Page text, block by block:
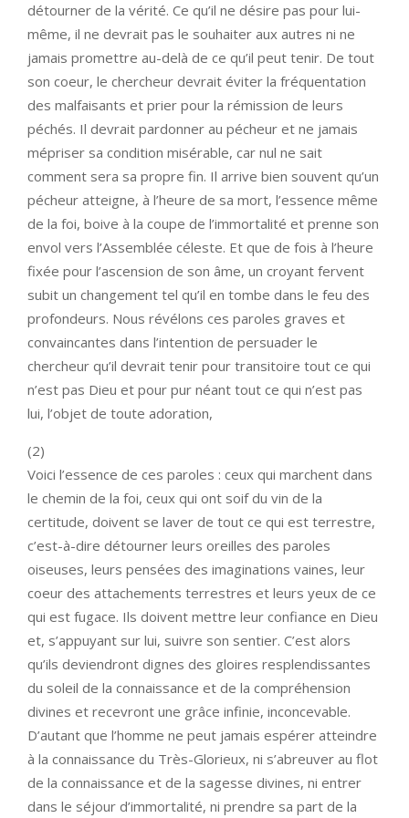
détourner de la vérité. Ce qu’il ne désire pas pour lui-
même, il ne devrait pas le souhaiter aux autres ni ne
jamais promettre au-delà de ce qu’il peut tenir. De tout
son coeur, le chercheur devrait éviter la fréquentation
des malfaisants et prier pour la rémission de leurs
péchés. Il devrait pardonner au pécheur et ne jamais
mépriser sa condition misérable, car nul ne sait
comment sera sa propre fin. Il arrive bien souvent qu’un
pécheur atteigne, à l’heure de sa mort, l’essence même
de la foi, boive à la coupe de l’immortalité et prenne son
envol vers l’Assemblée céleste. Et que de fois à l’heure
fixée pour l’ascension de son âme, un croyant fervent
subit un changement tel qu’il en tombe dans le feu des
profondeurs. Nous révélons ces paroles graves et
convaincantes dans l’intention de persuader le
chercheur qu’il devrait tenir pour transitoire tout ce qui
n’est pas Dieu et pour pur néant tout ce qui n’est pas
lui, l’objet de toute adoration,
(2)
Voici l’essence de ces paroles : ceux qui marchent dans
le chemin de la foi, ceux qui ont soif du vin de la
certitude, doivent se laver de tout ce qui est terrestre,
c’est-à-dire détourner leurs oreilles des paroles
oiseuses, leurs pensées des imaginations vaines, leur
coeur des attachements terrestres et leurs yeux de ce
qui est fugace. Ils doivent mettre leur confiance en Dieu
et, s’appuyant sur lui, suivre son sentier. C’est alors
qu’ils deviendront dignes des gloires resplendissantes
du soleil de la connaissance et de la compréhension
divines et recevront une grâce infinie, inconcevable.
D’autant que l’homme ne peut jamais espérer atteindre
à la connaissance du Très-Glorieux, ni s’abreuver au flot
de la connaissance et de la sagesse divines, ni entrer
dans le séjour d’immortalité, ni prendre sa part de la